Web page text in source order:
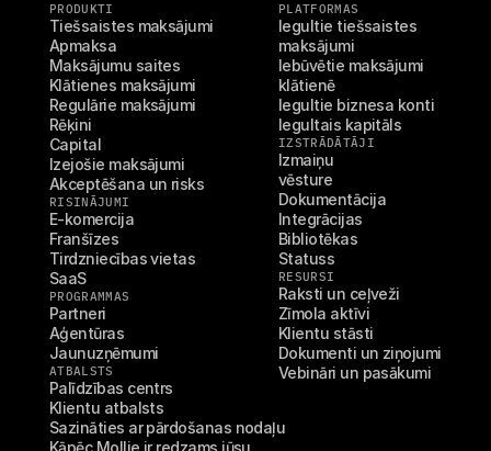
PRODUKTI
Tiešsaistes maksājumi
Apmaksa
Maksājumu saites
Klātienes maksājumi
Regulārie maksājumi
Rēķini
Capital
Izejošie maksājumi
Akceptēšana un risks
RISINĀJUMI
E-komercija
Franšīzes
Tirdzniecības vietas
SaaS
PROGRAMMAS
Partneri
Aģentūras
Jaunuzņēmumi
ATBALSTS
Palīdzības centrs
Klientu atbalsts
Sazināties ar pārdošanas nodaļu
Kāpēc Mollie ir redzams jūsu
PLATFORMAS
Iegultie tiešsaistes
maksājumi
Iebūvētie maksājumi
klātienē
Iegultie biznesa konti
Iegultais kapitāls
IZSTRĀDĀTĀJI
Izmaiņu
vēsture
Dokumentācija
Integrācijas
Bibliotēkas
Statuss
RESURSI
Raksti un ceļveži
Zīmola aktīvi
Klientu stāsti
Dokumenti un ziņojumi
Vebināri un pasākumi